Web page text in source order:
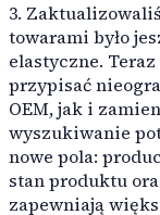
3.
towarami było
elastyczne.
przypisać
OEM, jak i
wyszukiwanie
nowe pola:
stan produktu
zapewniają